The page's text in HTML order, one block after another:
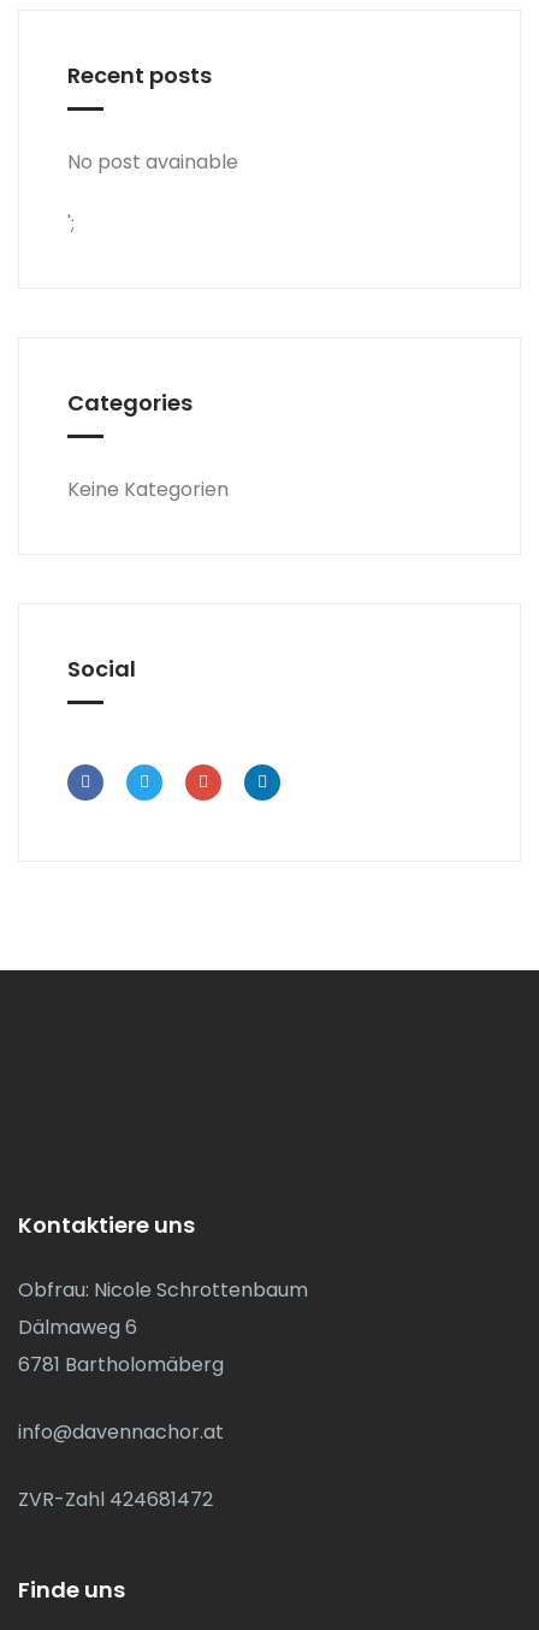
Recent posts
No post avainable
';
Categories
Keine Kategorien
Social
Kontaktiere uns
Obfrau: Nicole Schrottenbaum
Dälmaweg 6
6781 Bartholomäberg
info@davennachor.at
ZVR-Zahl 424681472
Finde uns